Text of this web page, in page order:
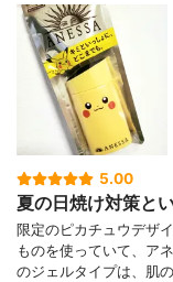
5.00
夏の日焼け対策と
限定のピカチュウデザ
ものを使っていて、ア
のジェルタイプは、肌